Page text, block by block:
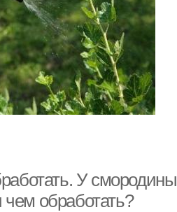
У смородины
чем обработать?